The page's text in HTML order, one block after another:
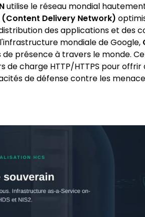
utilise le réseau mondial
(Content Delivery Network)
des applications et des
mondiale de Google,
de présence à travers le monde.
de charge HTTP/HTTPS pour
de défense contre les